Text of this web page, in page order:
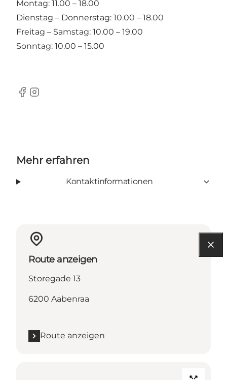
Montag: 11.00 – 18.00
Dienstag – Donnerstag: 10.00 – 18.00
Freitag – Samstag: 10.00 – 19.00
Sonntag: 10.00 – 15.00
Facebook
Instagram
Mehr erfahren
Kontaktinformationen
Route anzeigen
Storegade 13
6200 Aabenraa
Route anzeigen